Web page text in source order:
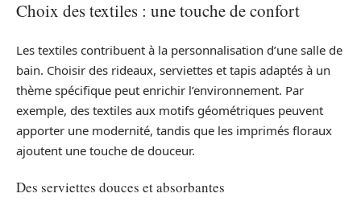
Choix des textiles : une touche de confort
Les textiles contribuent à la personnalisation d’une salle de
bain. Choisir des rideaux, serviettes et tapis adaptés à un
thème spécifique peut enrichir l’environnement. Par
exemple, des textiles aux motifs géométriques peuvent
apporter une modernité, tandis que les imprimés floraux
ajoutent une touche de douceur.
Des serviettes douces et absorbantes